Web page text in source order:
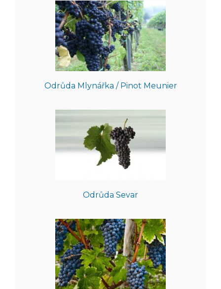
Odrůda Mlynářka / Pinot Meunier
Odrůda Sevar